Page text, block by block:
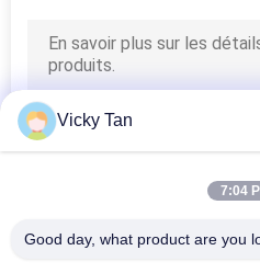
Tableau de
Vicky Tan
7:04
Good day, what product are you